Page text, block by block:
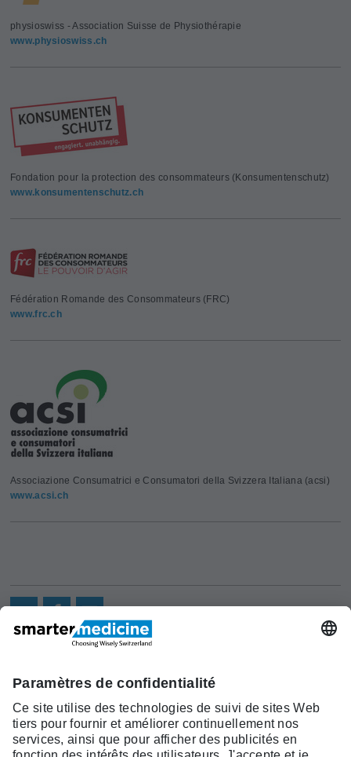
physioswiss - Association Suisse de Physiothérapie
www.physioswiss.ch
Fondation pour la protection des consommateurs (Konsumentenschutz)
www.konsumentenschutz.ch
Fédération Romande des Consommateurs (FRC)
www.frc.ch
Associazione Consumatrici e Consumatori della Svizzera Italiana (acsi)
www.acsi.ch
smarter
medicine?
Liste Top 5
Recherche
Contact
c/o Société Suisse de Médécine
Interne Générale
Monbijoustrasse 43, Case postale,
3001 Berne
Tél. +41 31 370 40 00, Fax +41 31